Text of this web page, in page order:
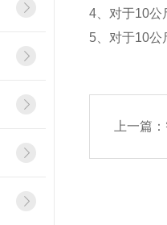
4、对于10公
5、对于10公
上一篇：